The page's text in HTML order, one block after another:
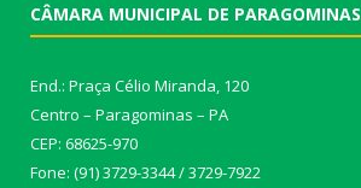
CÂMARA MUNICIPAL DE PARAGOMINAS
End.: Praça Célio Miranda, 120
Centro – Paragominas – PA
CEP: 68625-970
Fone: (91) 3729-3344 / 3729-7922